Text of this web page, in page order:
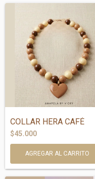
COLLAR HERA CAFÉ
$45.000